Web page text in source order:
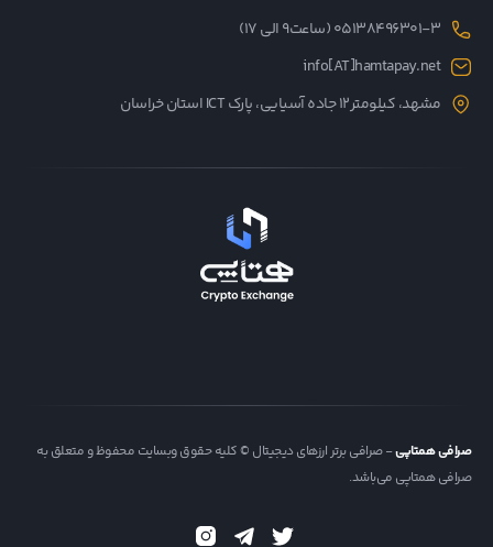
05138496301-3 (ساعت۹ الی ۱۷)
info[AT]hamtapay.net
مشهد، کیلومتر12 جاده آسیایی، پارک ICT استان خراسان
صرافی همتاپی- صرافی برتر ارزهای دیجیتال © کلیه حقوق وبسایت محفوظ و متعلق به
صرافی همتاپی می‌باشد.